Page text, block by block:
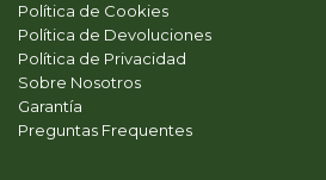
Política de Cookies
Política de Devoluciones
Política de Privacidad
Sobre Nosotros
Garantía
Preguntas Frequentes